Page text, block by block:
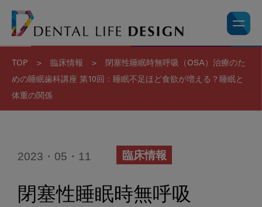
TOP > 臨床情報 >
閉塞性睡眠時無呼吸（OSA）治療のた
めの睡眠歯科講座 第10回：睡眠不足ほど食欲が増える？睡眠と
体重の関係
2023・05・11 臨床情報
閉塞性睡眠時無呼吸